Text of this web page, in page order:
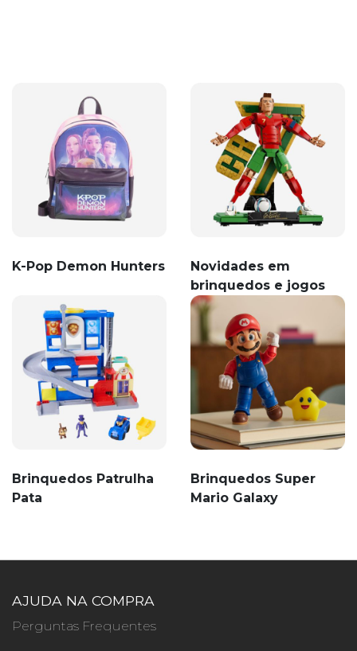
K-Pop Demon Hunters
Novidades em
brinquedos e jogos
Brinquedos Patrulha
Pata
Brinquedos Super
Mario Galaxy
AJUDA NA COMPRA
Perguntas Frequentes